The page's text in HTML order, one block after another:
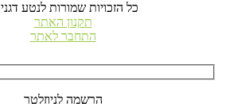
© כל הזכויות שמורות לנטע דגני
תקנון האתר
התחבר לאתר
הרשמה לניוזלטר